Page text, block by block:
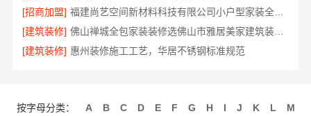
[招商加盟]
福建尚艺空间新材料科技有限公司小户型家装全屋改造方案
[建筑装修]
佛山禅城全包家装装修选佛山市雅居美家建筑装饰工程有限公司
[建筑装修] 惠州装修施工工艺，华居不锈钢标准规范
按字母分类： A B C D E F G H I J K L
M